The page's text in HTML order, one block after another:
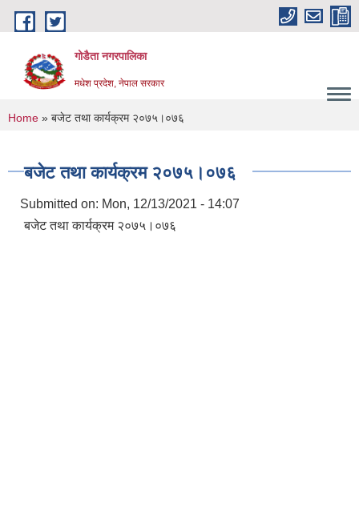
Skip to main content
गोडैता नगरपालिका
मधेश प्रदेश, नेपाल सरकार
You are here
Home » बजेट तथा कार्यक्रम २०७५।०७६
बजेट तथा कार्यक्रम २०७५।०७६
Submitted on: Mon, 12/13/2021 - 14:07
बजेट तथा कार्यक्रम २०७५।०७६